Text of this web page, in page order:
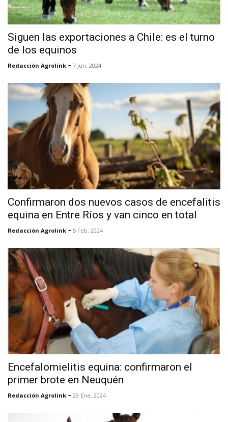
Siguen las exportaciones a Chile: es el turno
de los equinos
Redacción Agrolink - 7 Jun, 2024
Confirmaron dos nuevos casos de encefalitis
equina en Entre Ríos y van cinco en total
Redacción Agrolink - 5 Feb, 2024
Encefalomielitis equina: confirmaron el
primer brote en Neuquén
Redacción Agrolink - 29 Ene, 2024